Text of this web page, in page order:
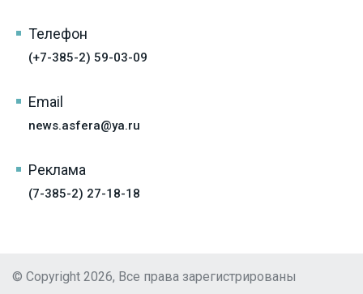
Телефон
(+7-385-2) 59-03-09
Email
news.asfera@ya.ru
Реклама
(7-385-2) 27-18-18
© Copyright 2026, Все права зарегистрированы